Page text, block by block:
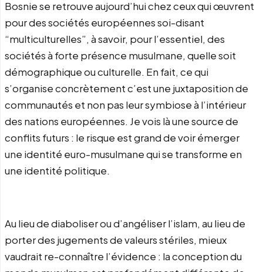
Bosnie se retrouve aujourd’hui chez ceux qui œuvrent
pour des sociétés européennes soi-disant
“multiculturelles”, à savoir, pour l’essentiel, des
sociétés à forte présence musulmane, quelle soit
démographique ou culturelle. En fait, ce qui
s’organise concrètement c’est une juxtaposition de
communautés et non pas leur symbiose à l’intérieur
des nations européennes. Je vois là une source de
conflits futurs : le risque est grand de voir émerger
une identité euro-musulmane qui se transforme en
une identité politique.
Au lieu de diaboliser ou d’angéliser l’islam, au lieu de
porter des jugements de valeurs stériles, mieux
vaudrait re-connaître l’évidence : la conception du